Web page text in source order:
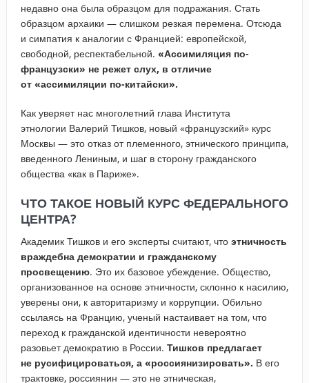
недавно она была образцом для подражания. Стать
образцом архаики — слишком резкая перемена. Отсюда
и симпатия к аналогии с Францией: европейской,
свободной, респектабельной. «Ассимиляция по-
французски» не режет слух, в отличие
от «ассимиляции по-китайски».
Как уверяет нас многолетний глава Института
этнологии Валерий Тишков, новый «французский» курс
Москвы — это отказ от племенного, этнического принципа,
введенного Лениным, и шаг в сторону гражданского
общества «как в Париже».
ЧТО ТАКОЕ НОВЫЙ КУРС ФЕДЕРАЛЬНОГО
ЦЕНТРА?
Академик Тишков и его эксперты считают, чтоэтничность
враждебна демократии и гражданскому
просвещению. Это их базовое убеждение. Общество,
организованное на основе этничности, склонно к насилию,
уверены они, к авторитаризму и коррупции. Обильно
ссылаясь на Францию, ученый настаивает на том, что
переход к гражданской идентичности невероятно
разовьет демократию в России. Тишков предлагает
не русифицироваться, а «россиянизировать». В его
трактовке, россиянин — это не этническая,